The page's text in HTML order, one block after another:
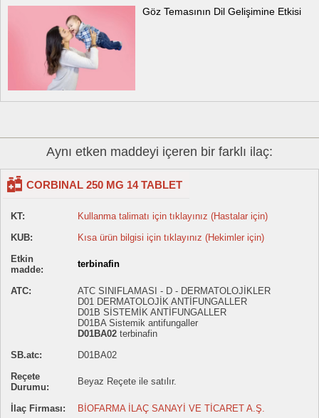
Göz Temasının Dil Gelişimine Etkisi
Aynı etken maddeyi içeren bir farklı ilaç:
CORBINAL 250 MG 14 TABLET
KT:
Kullanma talimatı için tıklayınız (Hastalar için)
KUB:
Kısa ürün bilgisi için tıklayınız (Hekimler için)
Etkin
madde:
terbinafin
ATC:
ATC SINIFLAMASI - D - DERMATOLOJİKLER
D01 DERMATOLOJİK ANTİFUNGALLER
D01B SİSTEMİK ANTİFUNGALLER
D01BA Sistemik antifungaller
D01BA02 terbinafin
SB.atc:
D01BA02
Reçete
Durumu:
Beyaz Reçete ile satılır.
İlaç Firması:
BİOFARMA İLAÇ SANAYİ VE TİCARET A.Ş.